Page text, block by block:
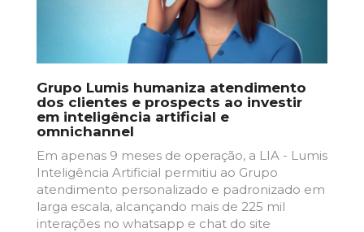
Grupo Lumis humaniza atendimento
dos clientes e prospects ao investir
em inteligência artificial e
omnichannel
Em apenas 9 meses de operação, a LIA - Lumis
Inteligência Artificial permitiu ao Grupo
atendimento personalizado e padronizado em
larga escala, alcançando mais de 225 mil
interações no whatsapp e chat do site